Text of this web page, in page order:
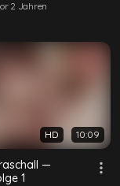
2 Jahren
HD 10:09
—
1